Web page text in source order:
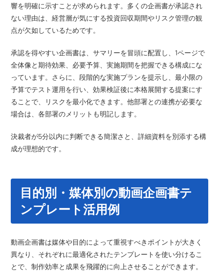
響を明確に示すことが求められます。多くの企画書が承認され
ない理由は、経営層が気にする投資回収期間やリスク管理の観
点が欠如しているためです。
承認を得やすい企画書は、サマリーを冒頭に配置し、1ページで
全体像と期待効果、必要予算、実施期間を把握できる構成にな
っています。さらに、段階的な実施プランを提示し、最小限の
予算でテスト運用を行い、効果検証後に本格展開する提案にす
ることで、リスクを最小化できます。他部署との連携が必要な
場合は、各部署のメリットも明記します。
決裁者が5分以内に判断できる簡潔さと、詳細資料を別添する構
成が理想的です。
目的別・媒体別の動画企画書テ
ンプレート活用例
動画企画書は媒体や目的によって重視すべきポイントが大きく
異なり、それぞれに最適化されたテンプレートを使い分けるこ
とで、制作効率と成果を飛躍的に向上させることができます。